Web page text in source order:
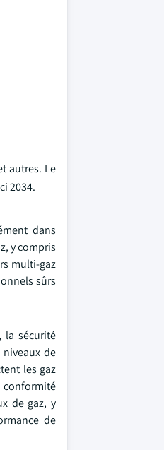
autres. Le
2034.
dans
y compris
multi-gaz
sûrs
la sécurité
de
les gaz
de gaz, y
de